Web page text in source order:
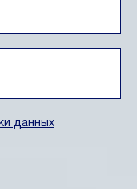
данных